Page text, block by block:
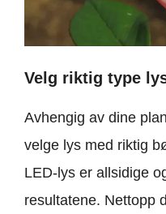
Velg riktig type
Avhengig av dine
velge lys med riktig
LED-lys er allsidige
resultatene. Nettopp